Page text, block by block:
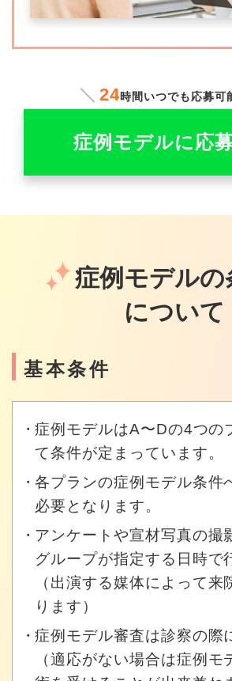
24時間いつでも応募可
症例モデルに応
症例モデルの
について
基本条件
症例モデルはA〜Dの4つの
て条件が定まっています。
各プランの症例モデル条件
必要となります。
アンケートや宣材写真の撮
グループが指定する日時で
（出演する媒体によって来
ります）
症例モデル審査は診察の際
（適応がない場合は症例モ